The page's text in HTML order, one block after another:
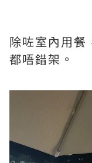
除咗室內用餐
都唔錯架。